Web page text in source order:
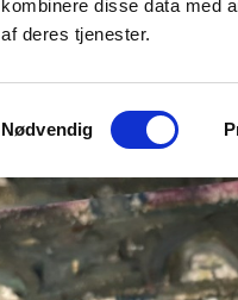
kombinere disse data med
af deres tjenester.
Nødvendig